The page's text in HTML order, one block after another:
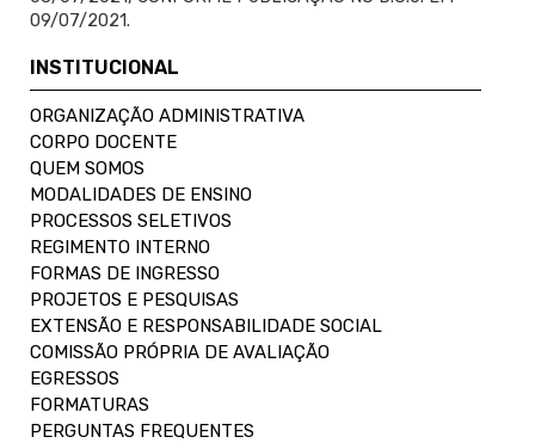
09/07/2021.
INSTITUCIONAL
ORGANIZAÇÃO ADMINISTRATIVA
CORPO DOCENTE
QUEM SOMOS
MODALIDADES DE ENSINO
PROCESSOS SELETIVOS
REGIMENTO INTERNO
FORMAS DE INGRESSO
PROJETOS E PESQUISAS
EXTENSÃO E RESPONSABILIDADE SOCIAL
COMISSÃO PRÓPRIA DE AVALIAÇÃO
EGRESSOS
FORMATURAS
PERGUNTAS FREQUENTES